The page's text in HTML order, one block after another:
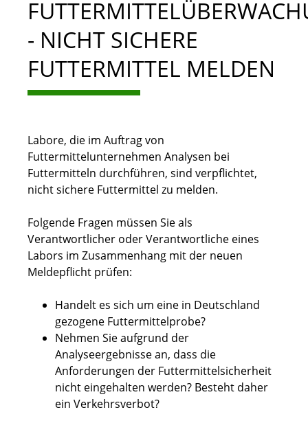
- NICHT SICHERE
FUTTERMITTEL MELDEN
Labore, die im Auftrag von
Futtermittelunternehmen Analysen bei
Futtermitteln durchführen, sind verpflichtet,
nicht sichere Futtermittel zu melden.
Folgende Fragen müssen Sie als
Verantwortlicher oder Verantwortliche eines
Labors im Zusammenhang mit der neuen
Meldepflicht prüfen:
Handelt es sich um eine in Deutschland
gezogene Futtermittelprobe?
Nehmen Sie aufgrund der
Analyseergebnisse an, dass die
Anforderungen der Futtermittelsicherheit
nicht eingehalten werden? Besteht daher
ein Verkehrsverbot?